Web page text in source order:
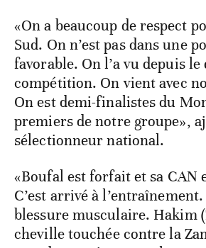
«On a beaucoup de respect
Sud. On n’est pas dans une
favorable. On l’a vu depuis le
compétition. On vient avec
On est demi-finalistes du
premiers de notre groupe»,
sélectionneur national.
«Boufal est forfait et sa CAN
C’est arrivé à l’entraînement.
blessure musculaire. Hakim
cheville touchée contre la